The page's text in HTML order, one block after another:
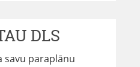
DLS
savu paraplānu